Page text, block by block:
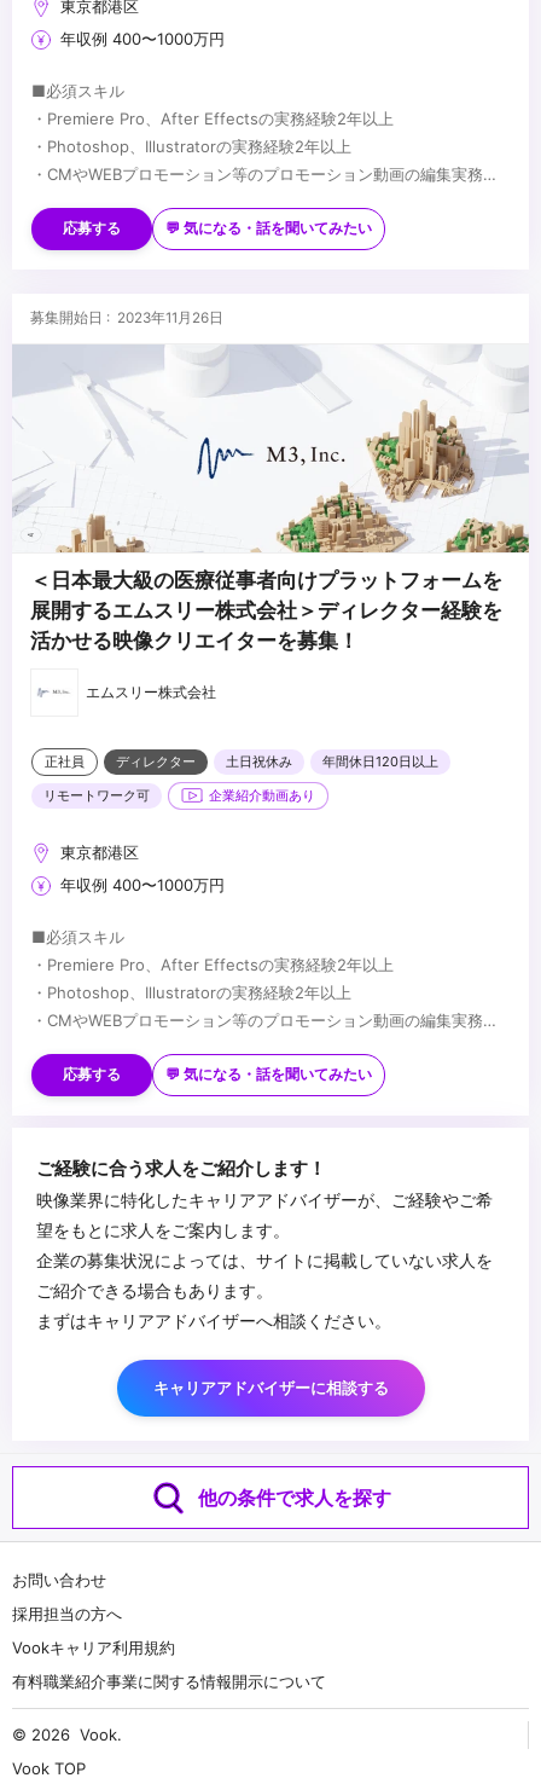
東京都港区
年収例 400〜1000万円
■必須スキル
・Premiere Pro、After Effectsの実務経験2年以上
・Photoshop、Illustratorの実務経験2年以上
・CMやWEBプロモーション等のプロモーション動画の編集実務経
・マーケターやデザイナーと共に協力しつつ、目標達成のためへの
主体的に動ける行動力とコミュニケーション能力
★映像制作において何らかの強みや得意領域をお持ちの方
・動画コンテンツの制作ディレクションの経験
・解析ツールを用いた定量データなどインサイトを捉えたクリエイ
ティブ改善経験
・映像制作会社勤務の経験
...
応募する 💬 気になる・話を聞いてみたい
募集開始日 : 2023年11月26日
＜日本最大級の医療従事者向けプラットフォームを
展開するエムスリー株式会社＞ディレクター経験を
活かせる映像クリエイターを募集！
エムスリー株式会社
正社員 ディレクター 土日祝休み
年間休日120日以上
リモートワーク可
企業紹介動画あり
東京都港区
年収例 400〜1000万円
■必須スキル
・Premiere Pro、After Effectsの実務経験2年以上
・Photoshop、Illustratorの実務経験2年以上
・CMやWEBプロモーション等のプロモーション動画の編集実務経
・マーケターやデザイナーと共に協力しつつ、目標達成のためへの
★映像制作において何らかの強みや得意領域をお持ちの方
・解析ツールを用いた定量データなどインサイトを捉えたクリエイ
・映像制作会社勤務の経験
...
応募する 💬 気になる・話を聞いてみたい
ご経験に合う求人をご紹介します！
映像業界に特化したキャリアアドバイザーが、ご経験やご希
望をもとに求人をご案内します。
企業の募集状況によっては、サイトに掲載していない求人を
ご紹介できる場合もあります。
まずはキャリアアドバイザーへ相談ください。
キャリアアドバイザーに相談する
他の条件で求人を探す
お問い合わせ
採用担当の方へ
Vookキャリア利用規約
有料職業紹介事業に関する情報開示について
© 2026 Vook.
Vook TOP